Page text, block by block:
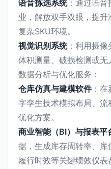
语音拣选系统：通过语音
业，解放双手双眼，提
复杂SKU环境。
视觉识别系统：利用摄像
体积测量、破损检测或无
数据分析与优化服务：
仓库仿真与建模软件：在
字孪生技术模拟布局、
优化方案。
商业智能（BI）与报表平
据，生成库存周转率、
履行时效等关键绩效仪表